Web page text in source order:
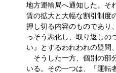
地方運輸局へ通知した。そ
賃の拡大と大幅な割引制度
押し切る内容のものであり
っそう悪化し、取り返しの
い』とするわれわれの疑問
そうした一方、個別の部
いる。その一つは、「運転